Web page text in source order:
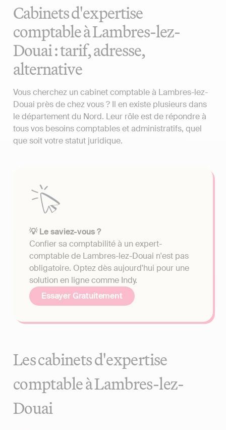
Cabinets d'expertise
comptable à Lambres-lez-
Douai : tarif, adresse,
alternative
Vous cherchez un cabinet comptable à Lambres-lez-
Douai près de chez vous ? Il en existe plusieurs dans
le département du Nord. Leur rôle est de répondre à
tous vos besoins comptables et administratifs, quel
que soit votre statut juridique.
💡 Le saviez-vous ?
Confier sa comptabilité à un expert-
comptable de Lambres-lez-Douai n'est pas
obligatoire. Optez dès aujourd'hui pour une
solution en ligne comme Indy.
Essayer Gratuitement
Les cabinets d'expertise
comptable à Lambres-lez-
Douai